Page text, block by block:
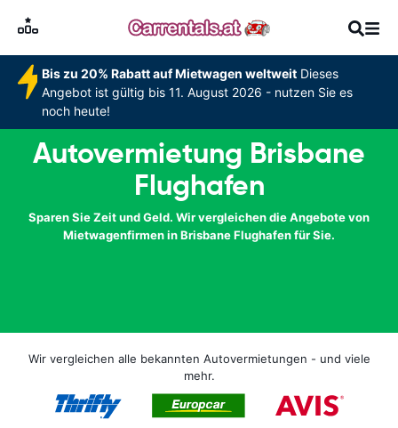
Bis zu 20% Rabatt auf Mietwagen weltweitDieses
Angebot ist gültig bis 11. August 2026 - nutzen Sie es
noch heute!
Autovermietung Brisbane
Flughafen
Sparen Sie Zeit und Geld. Wir vergleichen die Angebote von
Mietwagenfirmen in Brisbane Flughafen für Sie.
Wir vergleichen alle bekannten Autovermietungen - und viele
mehr.